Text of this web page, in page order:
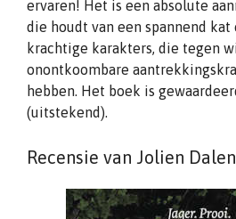
ervaren! Het is een absolute
die houdt van een spannend kat
krachtige karakters, die tegen
onontkoombare
hebben. Het boek is
(uitstekend).
Recensie van Jolien